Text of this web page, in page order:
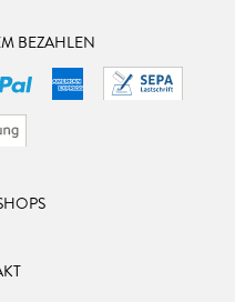
BEZAHLEN